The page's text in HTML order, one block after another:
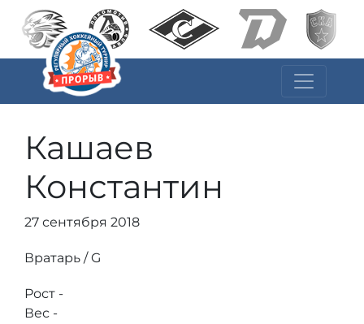
Кашаев
Константин
27 сентября 2018
Вратарь / G
Рост -
Вес -